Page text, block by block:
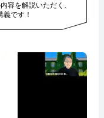
容を解説いただく、
義です！